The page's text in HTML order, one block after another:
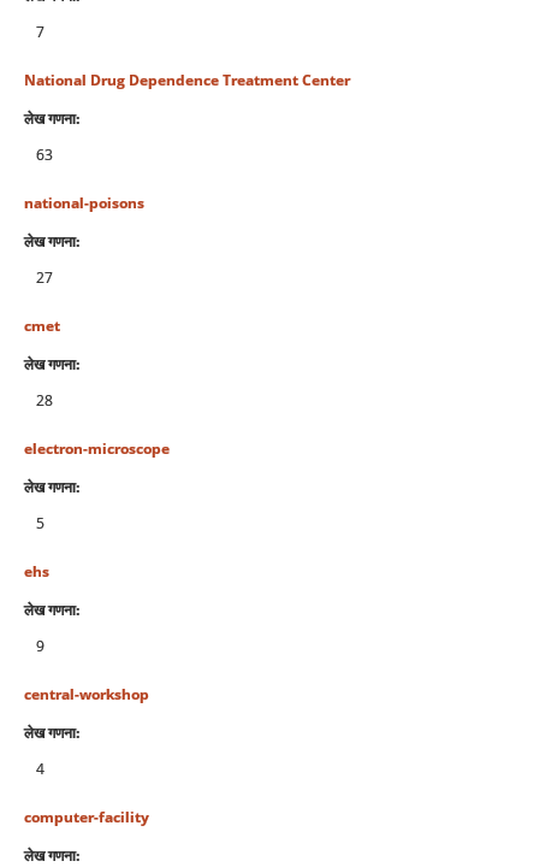
7
National Drug Dependence Treatment Center
लेख गणना:
63
national-poisons
लेख गणना:
27
cmet
लेख गणना:
28
electron-microscope
लेख गणना:
5
ehs
लेख गणना:
9
central-workshop
लेख गणना:
4
computer-facility
लेख गणना: